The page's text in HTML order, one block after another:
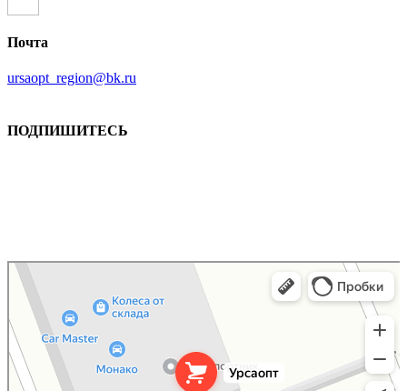
Почта
ursaopt_region@bk.ru
ПОДПИШИТЕСЬ